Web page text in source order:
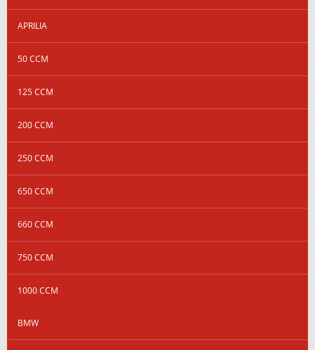
APRILIA
50 CCM
125 CCM
200 CCM
250 CCM
650 CCM
660 CCM
750 CCM
1000 CCM
BMW